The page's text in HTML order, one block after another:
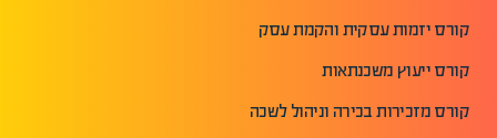
קורס יזמות עסקית והקמת עסק
קורס ייעוץ משכנתאות
קורס מזכירות בכירה וניהול לשכה